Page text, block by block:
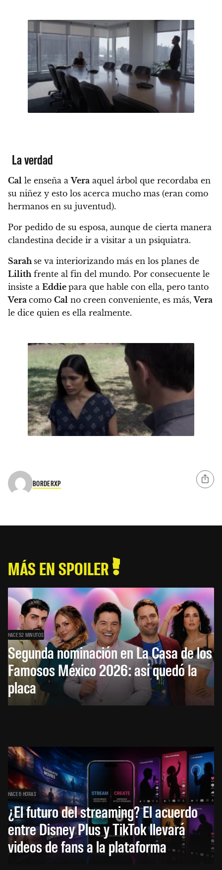
La verdad
Cal le enseña aVera aquel árbol que recordaba en
su niñez y esto los acerca mucho mas (eran como
hermanos en su juventud).
Por pedido de su esposa, aunque de cierta manera
clandestina decide ir a visitar a un psiquiatra.
Sarah se va interiorizando más en los planes de
Lilithfrente al fin del mundo. Por consecuente le
insiste a Eddie para que hable con ella, pero tanto
Vera como Cal no creen conveniente, es más,Vera
le dice quien es ella realmente.
BORDERXP
MÁS EN SPOILER
HACE 52 MINUTOS
Segunda nominación en La Casa de los
Famosos México 2026: así quedó la
placa
HACE 6 HORAS
¿El futuro del streaming? El acuerdo
entre Disney Plus y TikTok llevará
videos de fans a la plataforma